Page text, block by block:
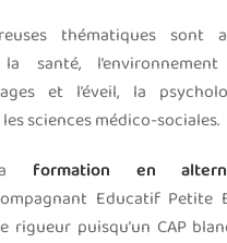
thématiques sont
santé,
et l’éveil, la
sciences médico-sociales.
formation en
Educatif Petite
rigueur puisqu’un CAP